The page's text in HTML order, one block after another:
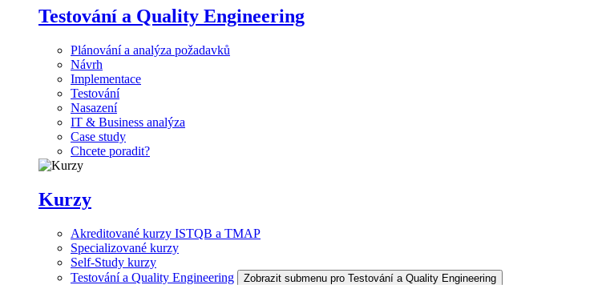
Testování a Quality Engineering
Plánování a analýza požadavků
Návrh
Implementace
Testování
Nasazení
IT & Business analýza
Case study
Chcete poradit?
Kurzy
Akreditované kurzy ISTQB a TMAP
Specializované kurzy
Self-Study kurzy
Testování a Quality Engineering
Zobrazit submenu pro Testování a Quality Engineering